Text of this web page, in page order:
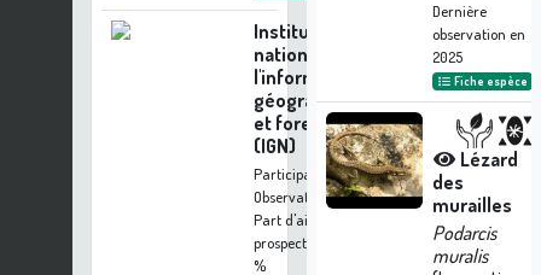
Institut
national de
l'information
géographique
et forestière
(IGN)
Participation à 33
Observations
Part d'aide à la
prospection :
%
Dernière
observation en
2025
Fiche espèce
Lézard
des
murailles
Podarcis
muralis